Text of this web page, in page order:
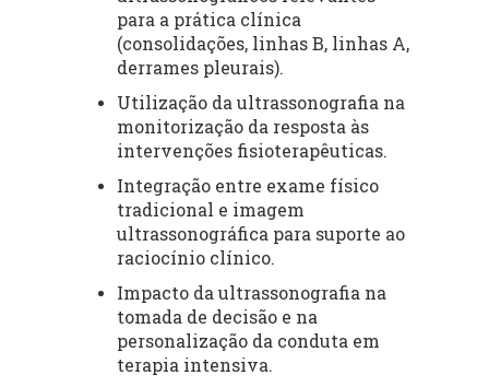
para a prática clínica
(consolidações, linhas B, linhas A,
derrames pleurais).
Utilização da ultrassonografia na
monitorização da resposta às
intervenções fisioterapêuticas.
Integração entre exame físico
tradicional e imagem
ultrassonográfica para suporte ao
raciocínio clínico.
Impacto da ultrassonografia na
tomada de decisão e na
personalização da conduta em
terapia intensiva.